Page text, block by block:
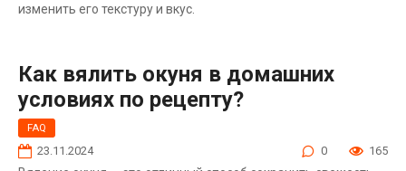
изменить его текстуру и вкус.
Как вялить окуня в домашних
условиях по рецепту?
FAQ
23.11.2024 0 165